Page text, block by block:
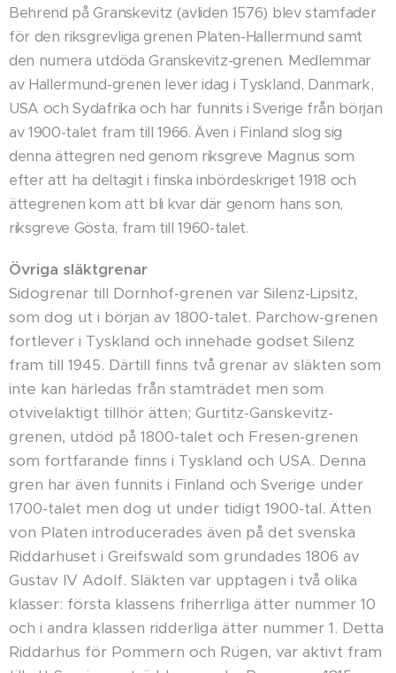
Behrend på Granskevitz (avliden 1576) blev stamfader
för den riksgrevliga grenen Platen-Hallermund samt
den numera utdöda Granskevitz-grenen. Medlemmar
av Hallermund-grenen lever idag i Tyskland, Danmark,
USA och Sydafrika och har funnits i Sverige från början
av 1900-talet fram till 1966. Även i Finland slog sig
denna ättegren ned genom riksgreve Magnus som
efter att ha deltagit i finska inbördeskriget 1918 och
ättegrenen kom att bli kvar där genom hans son,
riksgreve Gösta, fram till 1960-talet.
Övriga släktgrenar
Sidogrenar till Dornhof-grenen var Silenz-Lipsitz,
som dog ut i början av 1800-talet. Parchow-grenen
fortlever i Tyskland och innehade godset Silenz
fram till 1945. Därtill finns två grenar av släkten som
inte kan härledas från stamträdet men som
otvivelaktigt tillhör ätten; Gurtitz-Ganskevitz-
grenen, utdöd på 1800-talet och Fresen-grenen
som fortfarande finns i Tyskland och USA. Denna
gren har även funnits i Finland och Sverige under
1700-talet men dog ut under tidigt 1900-tal. Ätten
von Platen introducerades även på det svenska
Riddarhuset i Greifswald som grundades 1806 av
Gustav IV Adolf. Släkten var upptagen i två olika
klasser: första klassens friherrliga ätter nummer 10
och i andra klassen ridderliga ätter nummer 1. Detta
Riddarhus för Pommern och Rügen, var aktivt fram